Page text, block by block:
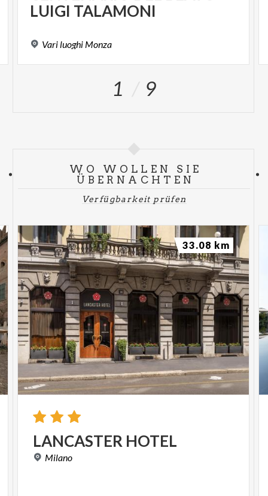
LUIGI TALAMONI
Variluoghi Monza
1 9
WO WOLLEN SIE
ÜBERNACHTEN
Verfügbarkeit prüfen
LANCASTER HOTEL
Milano
33.08 km